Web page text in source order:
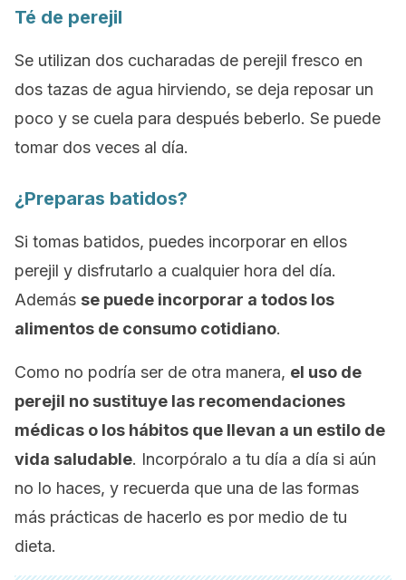
Té de perejil
Se utilizan dos cucharadas de perejil fresco en
dos tazas de agua hirviendo, se deja reposar un
poco y se cuela para después beberlo. Se puede
tomar dos veces al día.
¿Preparas batidos?
Si tomas batidos, puedes incorporar en ellos
perejil y disfrutarlo a cualquier hora del día.
Además se puede incorporar a todos los
alimentos de consumo cotidiano.
Como no podría ser de otra manera, el uso de
perejil no sustituye las recomendaciones
médicas o los hábitos que llevan a un estilo de
vida saludable. Incorpóralo a tu día a día si aún
no lo haces, y recuerda que una de las formas
más prácticas de hacerlo es por medio de tu
dieta.